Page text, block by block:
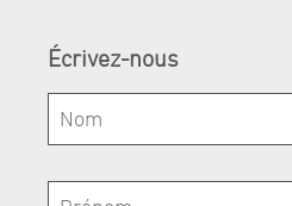
Écrivez-nous